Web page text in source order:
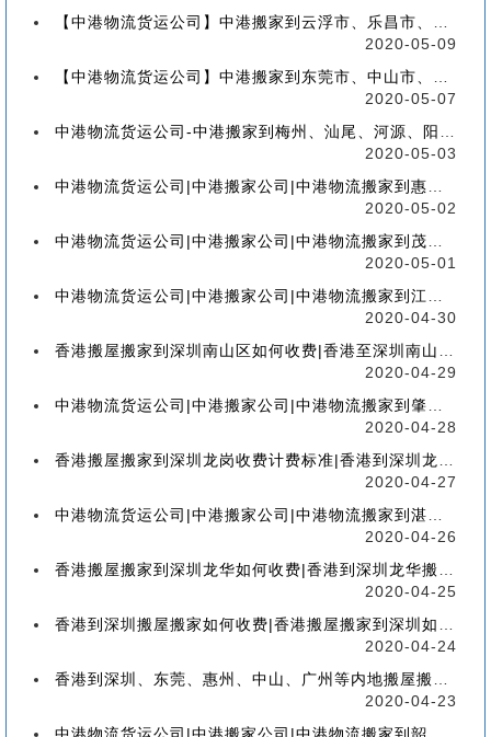
【中港物流货运公司】中港搬家到云浮市、乐昌市、南雄市、廉江市收费标准+流程价格
2020-05-09
【中港物流货运公司】中港搬家到东莞市、中山市、潮州市、揭阳市收费标准+流程价格
2020-05-07
中港物流货运公司-中港搬家到梅州、汕尾、河源、阳江、清远的流程、价格和收费标准
2020-05-03
中港物流货运公司|中港搬家公司|中港物流搬家到惠州流程、联运、包装、价格、电话、标准
2020-05-02
中港物流货运公司|中港搬家公司|中港物流搬家到茂名流程、联运、包装、价格、电话、标准
2020-05-01
中港物流货运公司|中港搬家公司|中港物流搬家到江门流程、联运、包装、价格、电话、标准
2020-04-30
香港搬屋搬家到深圳南山区如何收费|香港至深圳南山区搬屋搬家流程、分类、包装、价格
2020-04-29
中港物流货运公司|中港搬家公司|中港物流搬家到肇庆流程、联运、包装、价格、电话、标准
2020-04-28
香港搬屋搬家到深圳龙岗收费计费标准|香港到深圳龙岗区搬家如何收费【香港搬家到龙岗】
2020-04-27
中港物流货运公司|中港搬家公司|中港物流搬家到湛江流程、联运、包装、价格、电话、标准
2020-04-26
香港搬屋搬家到深圳龙华如何收费|香港到深圳龙华搬屋搬家收费标准-【服务客户操作实感】
2020-04-25
香港到深圳搬屋搬家如何收费|香港搬屋搬家到深圳如何计费-【分享公司具体报价操作流程】
2020-04-24
香港到深圳、东莞、惠州、中山、广州等内地搬屋搬家，如何选择香港物流搬家公司
2020-04-23